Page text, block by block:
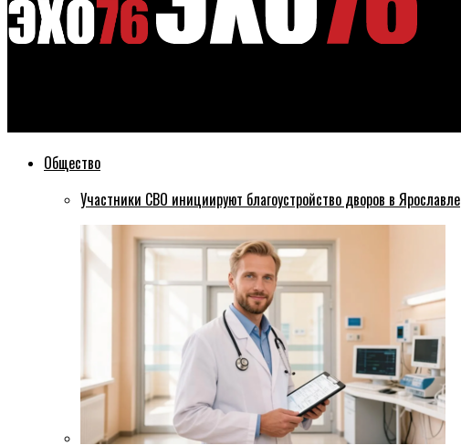
Общество
Участники СВО инициируют благоустройство дворов в Ярославле